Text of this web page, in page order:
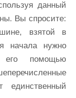
данный
Вы спросите:
взятой в
начала нужно
помощью